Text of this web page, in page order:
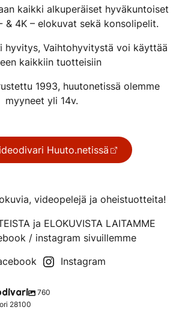
kaikki alkuperäiset hyväkuntoiset
& 4K – elokuvat sekä konsolipelit.
hyvitys, Vaihtohyvitystä voi käyttää
kaikkiin tuotteisiin
1993, huutonetissä olemme
myyneet yli 14v.
Huuto.netissä
videopelejä ja oheistuotteita!
ja ELOKUVISTA LAITAMME
/ instagram sivuillemme
Instagram
760
28100